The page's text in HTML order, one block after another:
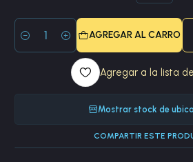
Cantidad
AGREGAR AL CARRO
Agregar a la lista
Mostrar stock de
COMPARTIR ESTE